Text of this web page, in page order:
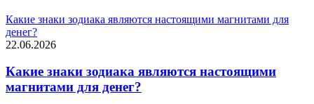
Какие знаки зодиака являются настоящими магнитами для
денег?
22.06.2026
Какие знаки зодиака являются настоящими
магнитами для денег?